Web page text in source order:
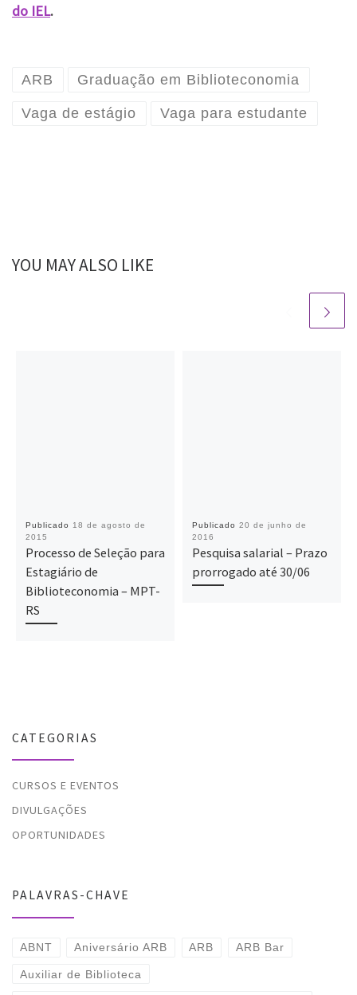
do IEL.
ARB Graduação em Biblioteconomia
Vaga de estágio Vaga para estudante
YOU MAY ALSO LIKE
Publicado
18 de agosto de
2015
Processo de Seleção para
Estagiário de
Biblioteconomia – MPT-
RS
Publicado 20 de junho de
2016
Pesquisa salarial – Prazo
prorrogado até 30/06
CATEGORIAS
CURSOS E EVENTOS
DIVULGAÇÕES
OPORTUNIDADES
PALAVRAS-CHAVE
ABNT Aniversário ARB ARB ARB Bar
Auxiliar de Biblioteca